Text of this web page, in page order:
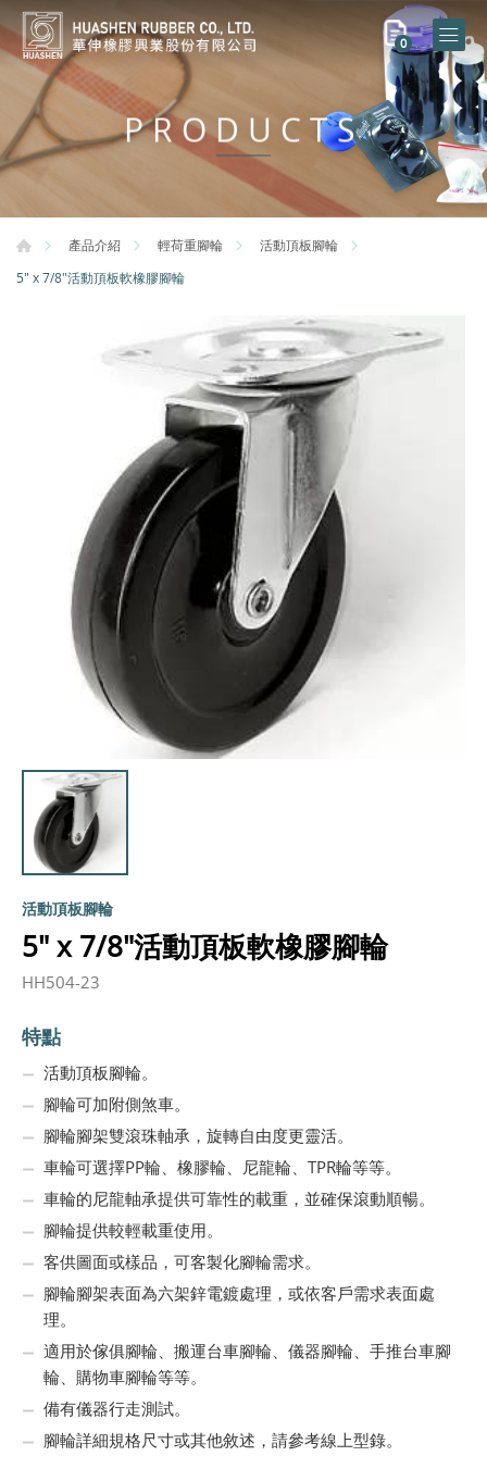
0
PRODUCTS
產品介紹 輕荷重腳輪
活動頂板腳輪
5" x 7/8"活動頂板軟橡膠腳輪
活動頂板腳輪
5" x 7/8"活動頂板軟橡膠腳輪
HH504-23
特點
活動頂板腳輪。
腳輪可加附側煞車。
腳輪腳架雙滾珠軸承，旋轉自由度更靈活。
車輪可選擇PP輪、橡膠輪、尼龍輪、TPR輪等等。
車輪的尼龍軸承提供可靠性的載重，並確保滾動順暢。
腳輪提供較輕載重使用。
客供圖面或樣品，可客製化腳輪需求。
腳輪腳架表面為六架鋅電鍍處理，或依客戶需求表面處
理。
適用於傢俱腳輪、搬運台車腳輪、儀器腳輪、手推台車腳
輪、購物車腳輪等等。
備有儀器行走測試。
腳輪詳細規格尺寸或其他敘述，請參考線上型錄。